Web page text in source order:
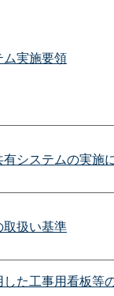
実施要領
システムの実施
扱い基準
た工事用看板等